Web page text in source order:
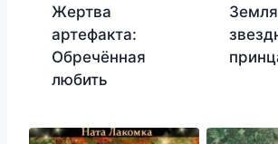
Жертва
артефакта:
Обречённая
любить